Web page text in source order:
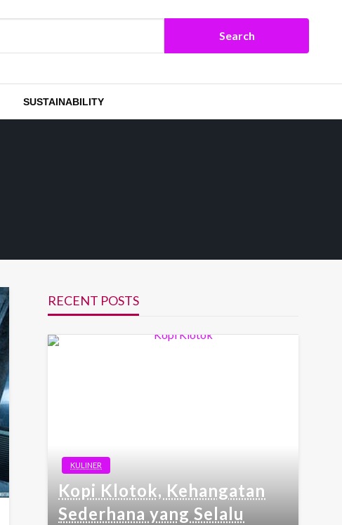
SUSTAINABILITY
RECENT POSTS
KULINER
Kopi Klotok, Kehangatan
Sederhana yang Selalu